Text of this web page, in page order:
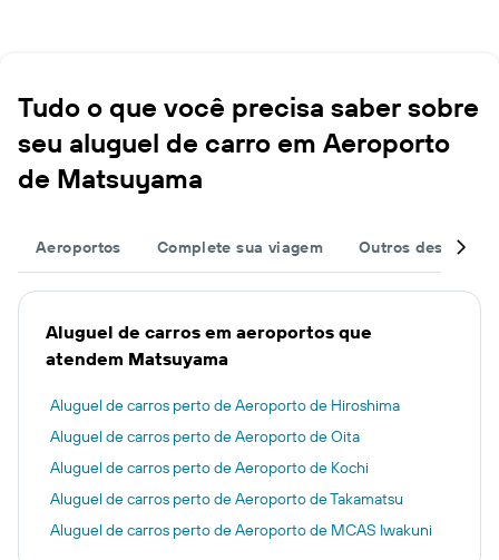
Tudo o que você precisa saber sobre
seu aluguel de carro em Aeroporto
de Matsuyama
Aeroportos Complete sua viagem Outros destinos
Aluguel de carros em aeroportos que
atendem Matsuyama
Aluguel de carros perto de Aeroporto de Hiroshima
Aluguel de carros perto de Aeroporto de Oita
Aluguel de carros perto de Aeroporto de Kochi
Aluguel de carros perto de Aeroporto de Takamatsu
Aluguel de carros perto de Aeroporto de MCAS Iwakuni